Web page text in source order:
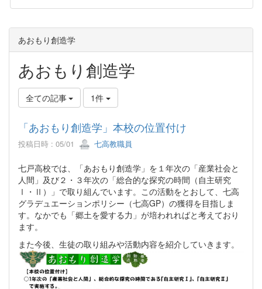
あおもり創造学
あおもり創造学
全ての記事 1件
「あおもり創造学」本校の位置付け
投稿日時 : 05/01 七高教職員
七戸高校では、「あおもり創造学」を１年次の「産業社会と
人間」及び２・３年次の「総合的な探究の時間（自主研究
Ⅰ・Ⅱ）」で取り組んでいます。この活動をとおして、七高
グラデュエーションポリシー（七高GP）の獲得を目指しま
す。なかでも「郷土を愛する力」が培われればと考えており
ます。
また今後、生徒の取り組みや活動内容を紹介していきます。